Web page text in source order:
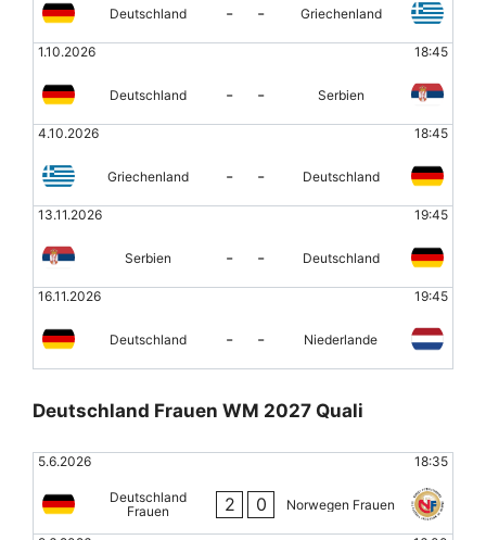
Deutschland - - Griechenland
1.10.2026 18:45
Deutschland - - Serbien
4.10.2026 18:45
Griechenland - - Deutschland
13.11.2026 19:45
Serbien - - Deutschland
16.11.2026 19:45
Deutschland - - Niederlande
Deutschland Frauen WM 2027 Quali
5.6.2026 18:35
Deutschland
Frauen
2 0 Norwegen Frauen